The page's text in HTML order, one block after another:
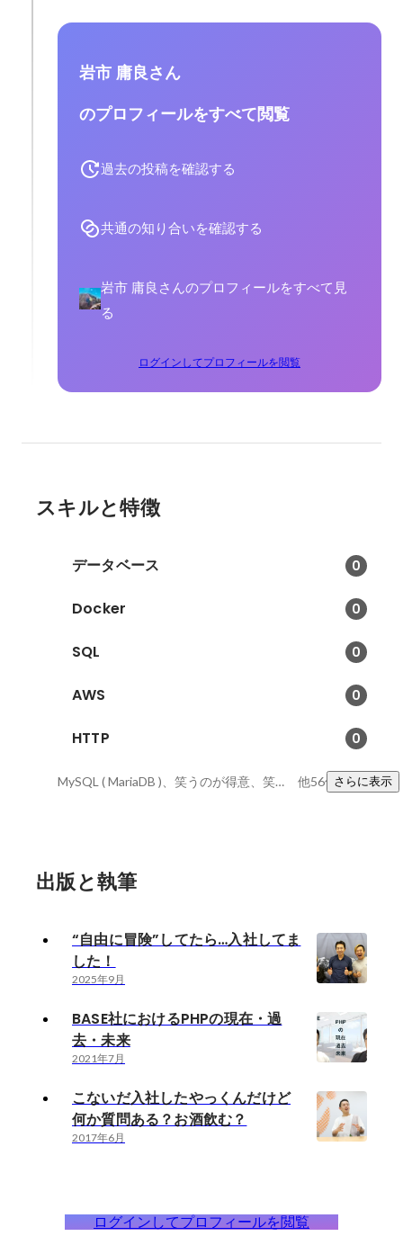
岩市 庸良さん
のプロフィールをすべて閲覧
過去の投稿を確認する
共通の知り合いを確認する
岩市 庸良さんのプロフィールをすべて見
る
ログインしてプロフィールを閲覧
スキルと特徴
データベース 0
Docker 0
SQL 0
AWS 0
HTTP 0
MySQL ( MariaDB )、笑うのが得意、笑わせるのが得意 他56件さらに表示
出版と執筆
“自由に冒険”してたら…入社してま
した！
2025年9月
BASE社におけるPHPの現在・過
去・未来
2021年7月
こないだ入社したやっくんだけど
何か質問ある？お酒飲む？
2017年6月
ログインしてプロフィールを閲覧